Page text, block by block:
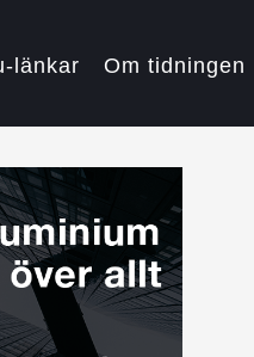
länkar Om tidningen